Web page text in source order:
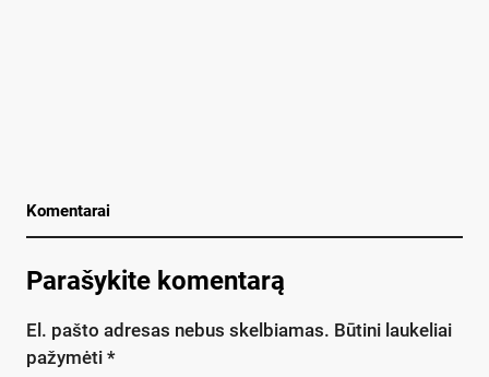
Komentarai
Parašykite komentarą
El. pašto adresas nebus skelbiamas. Būtini laukeliai
pažymėti *